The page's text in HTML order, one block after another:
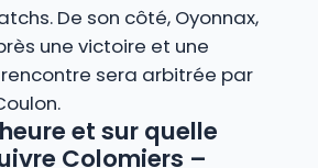
De son côté, Oyonnax,
une victoire et une
sera arbitrée par
et sur quelle
Colomiers –